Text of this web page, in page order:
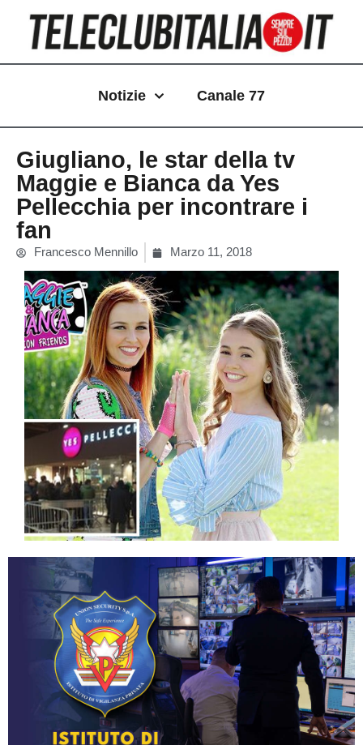
contenuto
Notizie Canale 77
Giugliano, le star della tv
Maggie e Bianca da Yes
Pellecchia per incontrare i
fan
Francesco Mennillo Marzo 11, 2018